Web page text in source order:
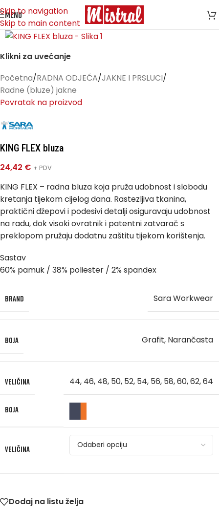
Skip to navigation
Skip to main content
MENU
Klikni za uvećanje
Početna/RADNA ODJEĆA/JAKNE I PRSLUCI/
Radne (bluze) jakne
Povratak na proizvod
KING FLEX bluza
24,42 € + PDV
KING FLEX – radna bluza koja pruža udobnost i slobodu
kretanja tijekom cijelog dana. Rastezljiva tkanina,
praktični džepovi i podesivi detalji osiguravaju udobnost
na radu, dok visoki ovratnik i patentni zatvarač s
preklopom pružaju dodatnu zaštitu tijekom korištenja.
Sastav
60% pamuk / 38% poliester / 2% spandex
BRAND Sara Workwear
BOJA Grafit, Narančasta
VELIČINA 44, 46, 48, 50, 52, 54, 56, 58,60,62,64
BOJA
VELIČINA
Dodaj na listu želja